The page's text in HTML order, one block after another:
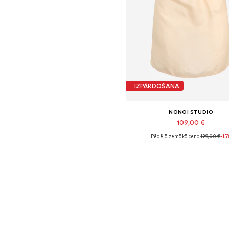
IZPĀRDOŠANA
NONOI STUDIO
109,00 €
Pieejamie izmēri: S
Pēdējā zemākā cena:129,00 €-